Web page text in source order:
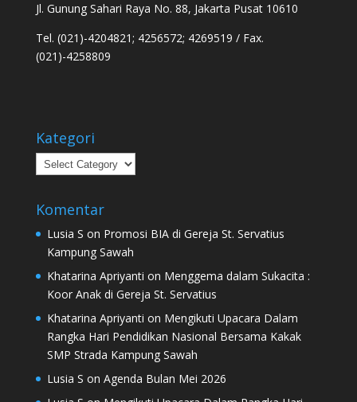
Jl. Gunung Sahari Raya No. 88, Jakarta Pusat 10610
Tel. (021)-4204821; 4256572; 4269519 / Fax.
(021)-4258809
Kategori
Kategori
Komentar
Lusia S on Promosi BIA di Gereja St. Servatius
Kampung Sawah
Khatarina Apriyanti on Menggema dalam Sukacita :
Koor Anak di Gereja St. Servatius
Khatarina Apriyanti on Mengikuti Upacara Dalam
Rangka Hari Pendidikan Nasional Bersama Kakak
SMP Strada Kampung Sawah
Lusia S on Agenda Bulan Mei 2026